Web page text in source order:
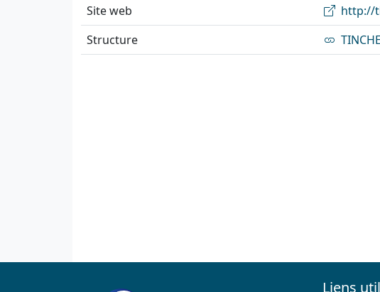
Site web
http://
Structure
Liens